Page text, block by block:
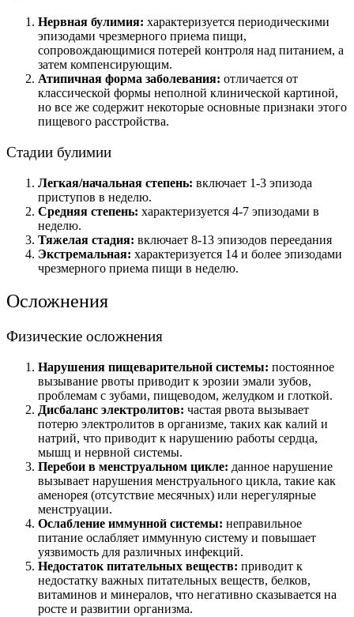
Нервная булимия: характеризуется периодическими
эпизодами чрезмерного приема пищи,
сопровождающимися потерей контроля над питанием, а
затем компенсирующим.
Атипичная форма заболевания: отличается от
классической формы неполной клинической картиной,
но все же содержит некоторые основные признаки этого
пищевого расстройства.
Стадии булимии
Легкая/начальная степень: включает 1-3 эпизода
приступов в неделю.
Средняя степень: характеризуется 4-7 эпизодами в
неделю.
Тяжелая стадия: включает 8-13 эпизодов переедания
Экстремальная: характеризуется 14 и более эпизодами
чрезмерного приема пищи в неделю.
Осложнения
Физические осложнения
Нарушения пищеварительной системы: постоянное
вызывание рвоты приводит к эрозии эмали зубов,
проблемам с зубами, пищеводом, желудком и глоткой.
Дисбаланс электролитов: частая рвота вызывает
потерю электролитов в организме, таких как калий и
натрий, что приводит к нарушению работы сердца,
мышц и нервной системы.
Перебои в менструальном цикле: данное нарушение
вызывает нарушения менструального цикла, такие как
аменорея (отсутствие месячных) или нерегулярные
менструации.
Ослабление иммунной системы: неправильное
питание ослабляет иммунную систему и повышает
уязвимость для различных инфекций.
Недостаток питательных веществ: приводит к
недостатку важных питательных веществ, белков,
витаминов и минералов, что негативно сказывается на
росте и развитии организма.